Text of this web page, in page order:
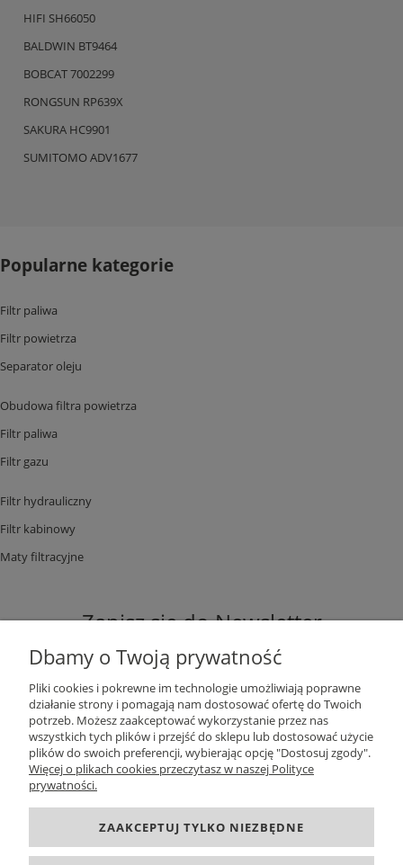
HIFI SH66050
BALDWIN BT9464
BOBCAT 7002299
RONGSUN RP639X
SAKURA HC9901
SUMITOMO ADV1677
Popularne kategorie
Filtr paliwa
Filtr powietrza
Separator oleju
Obudowa filtra powietrza
Filtr paliwa
Filtr gazu
Filtr hydrauliczny
Filtr kabinowy
Maty filtracyjne
Zapisz się do Newsletter
ZAPISZ SIĘ
Dbamy o Twoją prywatność
Pliki cookies i pokrewne im technologie umożliwiają poprawne
działanie strony i pomagają nam dostosować ofertę do Twoich
potrzeb. Możesz zaakceptować wykorzystanie przez nas
wszystkich tych plików i przejść do sklepu lub dostosować użycie
plików do swoich preferencji, wybierając opcję "Dostosuj zgody".
Więcej o plikach cookies przeczytasz w naszej Polityce
prywatności.
ZAAKCEPTUJ TYLKO NIEZBĘDNE